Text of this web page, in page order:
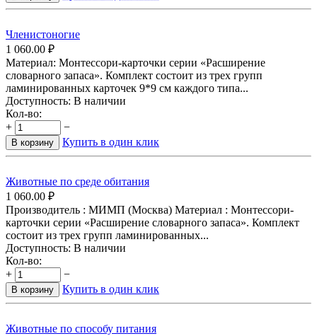
Членистоногие
1 060.00 ₽
Материал: Монтессори-карточки серии «Расширение
словарного запаса». Комплект состоит из трех групп
ламинированных карточек 9*9 см каждого типа...
Доступность: В наличии
Кол-во:
+
−
В корзину Купить в один клик
Животные по среде обитания
1 060.00 ₽
Производитель : МИМП (Москва) Материал : Монтессори-
карточки серии «Расширение словарного запаса». Комплект
состоит из трех групп ламинированных...
Доступность: В наличии
Кол-во:
+
−
В корзину Купить в один клик
Животные по способу питания